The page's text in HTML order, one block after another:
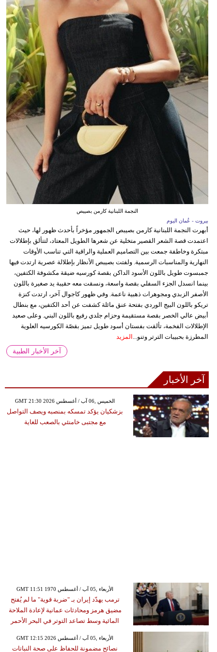
النجمة اللبنانية كارمن بصيبص
بيروت - عُمان اليوم
أبهرت النجمة اللبنانية كارمن بصيبص الجمهور مؤخراً بأحدث ظهور لها، حيث
اعتمدت قصة الشعر القصير متخلية عن شعرها الطويل المعتاد، لتتألق بإطلالات
مبتكرة وخاطفة جمعت بين التصاميم العملية والراقية التي تناسب الأوقات
النهارية والمناسبات الرسمية. ولفتت بصيبص الأنظار بإطلالة عصرية ارتدت فيها
جمبسوت طويل باللون الأسود الداكن بقصة كورسيه ضيقة مكشوفة الكتفين،
بينما انسدل الجزء السفلي بقصة واسعة، ونسقت معه حقيبة يد صغيرة باللون
الأصفر الزبدي ومجوهرات ذهبية ناعمة. وفي ظهور كاجوال آخر، ارتدت كنزة
تريكو باللون البيج الوردي بفتحة عنق مائلة كشفت عن أحد الكتفين، مع بنطال
أبيض عالي الخصر بقصة مستقيمة وحزام جلدي رفيع باللون البني. وعلى صعيد
الإطلالات الفخمة، تألقت بفستان أسود طويل تميز بقصّة الكورسيه العلوية
المطرزة بحبيبات الترتر وتنو... المزيد
آخر الأخبار الطبية
آخر الأخبار
GMT 21:30 2026 الخميس ,06 آب / أغسطس
بزشكيان يؤكد تمسكه بمنصبه ويصف التواصل
مع مجتبى خامنئي بالصعب للغاية
GMT 11:51 1970 الأربعاء ,05 آب / أغسطس
ترمب يهدّد إيران بـ "ضربة قوية" ما لم يُفتح
مضيق هرمز ومحادثات عمانية لإعادة الملاحة
المائية وسط تصاعد التوتر في البحر الأحمر
GMT 12:15 2026 الأربعاء ,05 آب / أغسطس
نصائح مضمونة للحفاظ على صحة النباتات